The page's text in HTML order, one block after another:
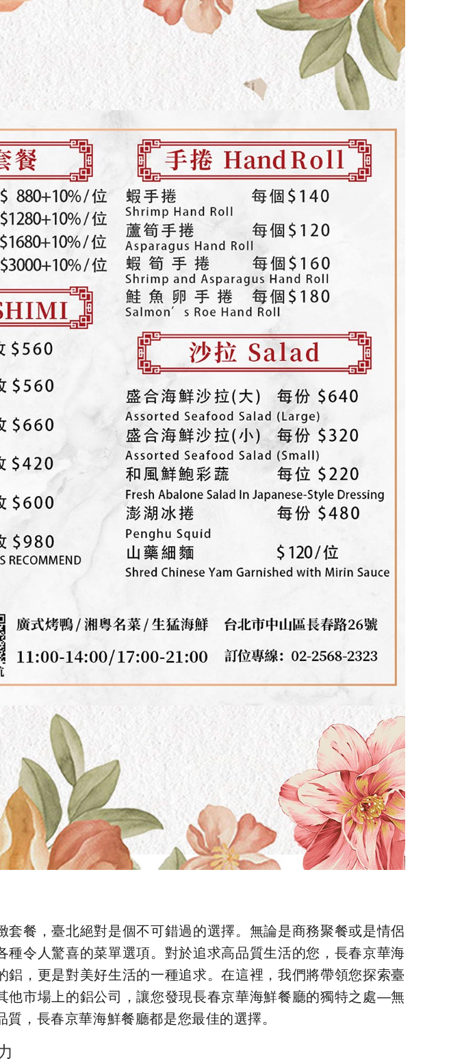
套餐，臺北絕對是個不可錯過的選擇。無論是商務聚餐或是情侶
種令人驚喜的菜單選項。對於追求高品質生活的您，長春京華海
鋁，更是對美好生活的一種追求。在這裡，我們將帶領您探索臺
他市場上的鋁公司，讓您發現長春京華海鮮餐廳的獨特之處—無
，長春京華海鮮餐廳都是您最佳的選擇。